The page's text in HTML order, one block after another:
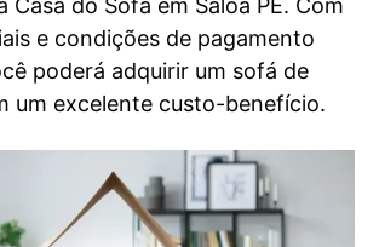
Casa do Sofá em Saloá PE. Com
e condições de pagamento
poderá adquirir um sofá de
um excelente custo-benefício.